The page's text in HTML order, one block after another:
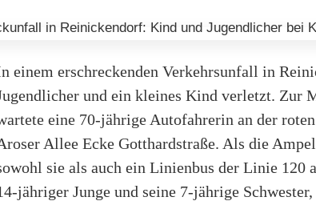
einem erschreckenden Verkehrsunfall in
und ein kleines Kind verletzt. Zur
eine 70-jährige Autofahrerin an der
Allee Ecke Gotthardstraße. Als die
sie als auch ein Linienbus der Linie 120
jähriger Junge und seine 7-jährige